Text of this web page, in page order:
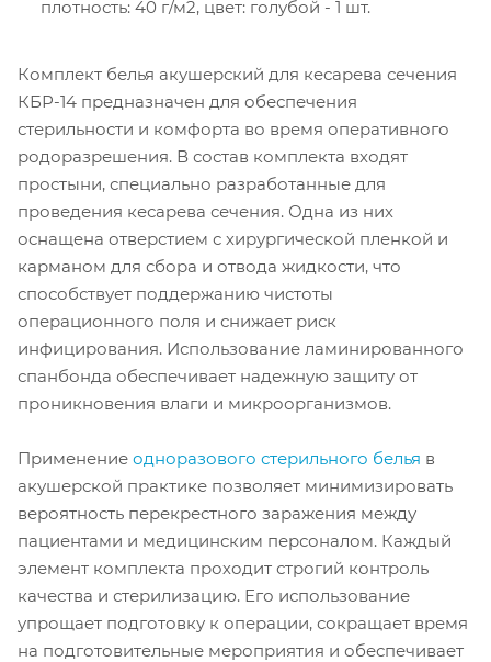
плотность: 40 г/м2, цвет: голубой - 1 шт.
Комплект белья акушерский для кесарева сечения
КБР-14 предназначен для обеспечения
стерильности и комфорта во время оперативного
родоразрешения. В состав комплекта входят
простыни, специально разработанные для
проведения кесарева сечения. Одна из них
оснащена отверстием с хирургической пленкой и
карманом для сбора и отвода жидкости, что
способствует поддержанию чистоты
операционного поля и снижает риск
инфицирования. Использование ламинированного
спанбонда обеспечивает надежную защиту от
проникновения влаги и микроорганизмов.
Применение одноразового стерильного белья в
акушерской практике позволяет минимизировать
вероятность перекрестного заражения между
пациентами и медицинским персоналом. Каждый
элемент комплекта проходит строгий контроль
качества и стерилизацию. Его использование
упрощает подготовку к операции, сокращает время
на подготовительные мероприятия и обеспечивает